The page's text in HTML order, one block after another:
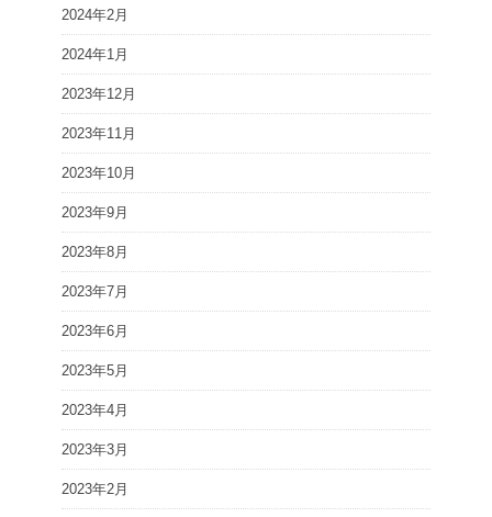
2024年2月
2024年1月
2023年12月
2023年11月
2023年10月
2023年9月
2023年8月
2023年7月
2023年6月
2023年5月
2023年4月
2023年3月
2023年2月